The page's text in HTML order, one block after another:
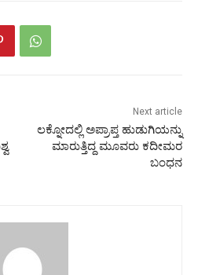
Next article
ಲಕ್ನೋದಲ್ಲಿ ಅಪ್ರಾಪ್ತ ಹುಡುಗಿಯನ್ನು
ಮಾರುತ್ತಿದ್ದ ಮೂವರು ಕದೀಮರ
ಬಂಧನ